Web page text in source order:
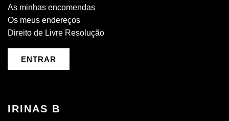
As minhas encomendas
Os meus endereços
Direito de Livre Resolução
ENTRAR
IRINAS B